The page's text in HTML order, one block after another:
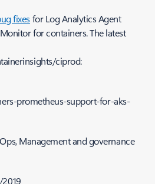
fixesfor Log Analytics Agent
for containers. The latest
ciprod:
prometheus-support-for-aks-
Management and governance